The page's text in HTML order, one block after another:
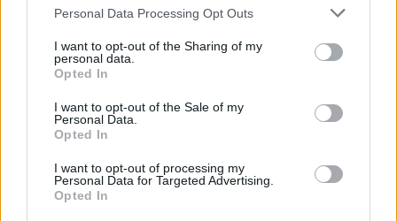
Personal Data Processing Opt Outs
I want to opt-out of the Sharing of my
personal data.
Opted In
I want to opt-out of the Sale of my
Personal Data.
Opted In
I want to opt-out of processing my
Personal Data for Targeted Advertising.
Opted In
29%υγρ.
6 Μπφ B
45 Km/h
ΚΑΘΑΡΟΣ
28%υγρ.
45 Km/h
ΚΑΘΑΡΟΣ
28 °C
29%υγρ.
35 Km/h
55 km/h